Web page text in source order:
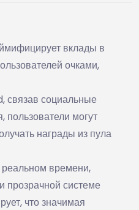
вклады в
очками,
связав социальные
пользователи могут
награды из пула
времени,
прозрачной системе
что значимая